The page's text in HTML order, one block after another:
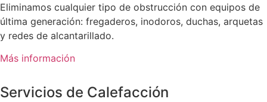
Eliminamos cualquier tipo de obstrucción con equipos de
última generación: fregaderos, inodoros, duchas, arquetas
y redes de alcantarillado.
Más información
Servicios de Calefacción